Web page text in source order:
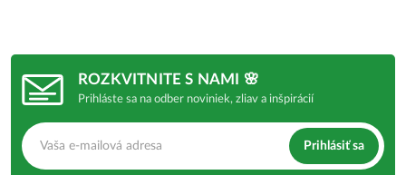
ROZKVITNITE S NAMI 🌸
Prihláste sa na odber noviniek, zliav a inšpirácií
Prihlásiť sa